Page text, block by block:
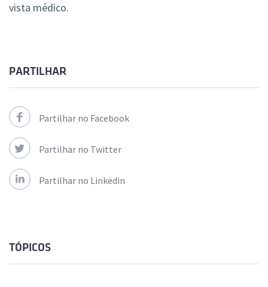
vista médico.
PARTILHAR
Partilhar no Facebook
Partilhar no Twitter
Partilhar no Linkedin
TÓPICOS